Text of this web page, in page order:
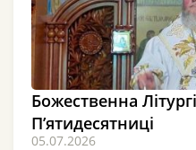
Божественна
П’ятидесятниці
05.07.2026